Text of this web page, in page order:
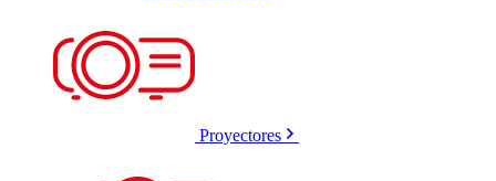
Proyectores